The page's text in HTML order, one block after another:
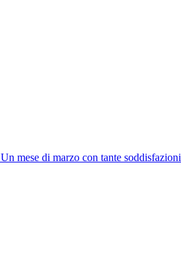
Un mese di marzo con tante soddisfazioni